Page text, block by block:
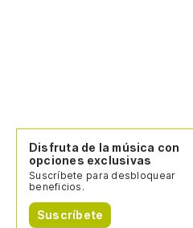
Disfruta de la música con
opciones exclusivas
Suscríbete para desbloquear
beneficios.
Suscríbete